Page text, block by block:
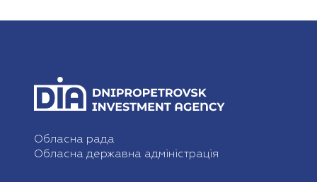
Обласна рада
Обласна державна адміністрація